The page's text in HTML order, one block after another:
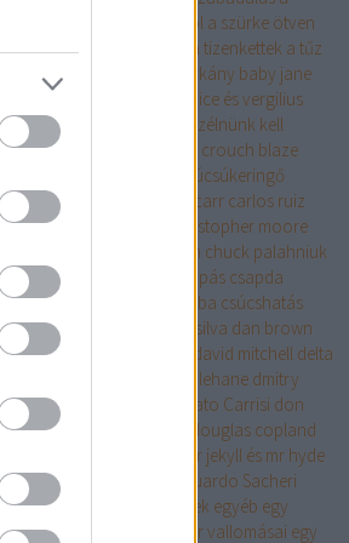
és más démonokról a szürke ötven
a tanya a tizenkettek a tűz
a vacsora a velencei sárkány baby jane
barbár állatok
beatrice és vergilius
lászló
beszélnünk kell
biff evangéliuma blake crouch blaze
búcsúkeringő
budapest noir caleb carr carlos ruiz
cartaphilus
christopher moore
chuck hogan chuck palahniuk
Címkék csak egy harapás csapda
csillagainkban a hiba csúcshatás
daniel keyes daniel silva dan brown
david mitchell delta
dennis lehane dmitry
donald james Donato Carrisi don
doppler
douglas copland
dr jekyll és mr hyde
esete
Eduardo Sacheri
Albee
egerek és emberek egyéb egy
egy pohárral egy polgár vallomásai egy